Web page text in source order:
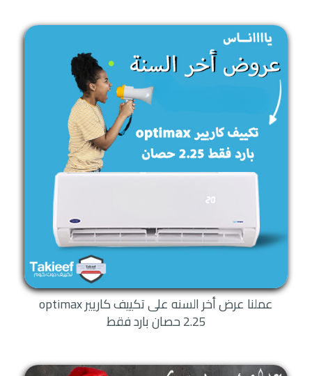
عملنا عرض أخر السنه على تكييف كاريير optimax
2.25 حصان بارد فقط